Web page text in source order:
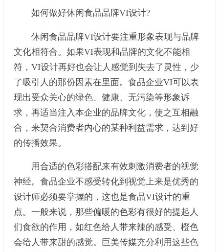
如何做好休闲食品品牌VI设计?
休闲食品品牌VI设计要注重形象表现与品牌
文化相符合。如果VI表现和品牌的文化不能相
符，VI设计再好也会让人感觉到失去了灵性，少
了吸引人的那份因素在里面。食品企业VI可以表
现出受众关心的绿色、健康、无污染等形象诉
求，再适当注入本企业的品牌文化，使之互相融
合，来契合消费者内心的某种利益需求，达到好
的传播效果。
用合适的色彩搭配来有效刺激消费者的视觉
神经。食品企业不感受转化到视觉上来是优秀的
设计师必须要掌握的，这也是食品VI设计的重
点。一般来说，那些偏暖的色彩有很好的提起人
们食欲的作用，如红色给人带来辣的感受、橙色
会给人带来甜的感觉。巨美传媒充分利用这些色